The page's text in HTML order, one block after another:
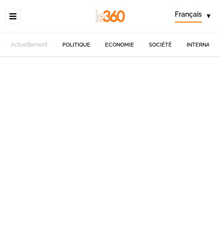
Français ▾
Actuellement POLITIQUE ECONOMIE SOCIÉTÉ